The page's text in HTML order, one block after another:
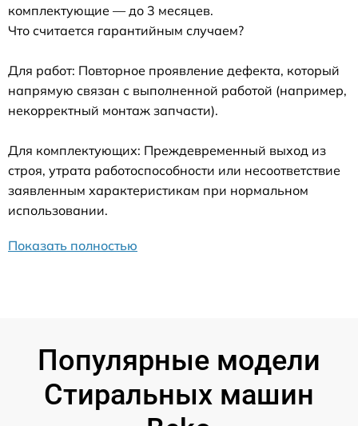
комплектующие — до 3 месяцев.
Что считается гарантийным случаем?
Для работ: Повторное проявление дефекта, который
напрямую связан с выполненной работой (например,
некорректный монтаж запчасти).
Для комплектующих: Преждевременный выход из
строя, утрата работоспособности или несоответствие
заявленным характеристикам при нормальном
использовании.
Показать полностью
Популярные модели
Стиральных машин